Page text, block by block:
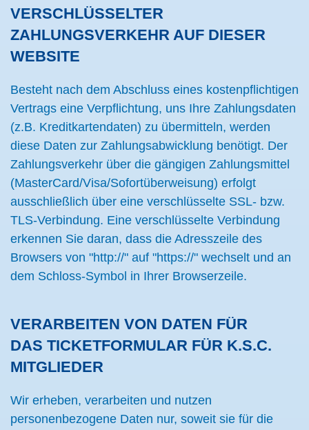
VERSCHLÜSSELTER
ZAHLUNGSVERKEHR AUF DIESER
WEBSITE
Besteht nach dem Abschluss eines kostenpflichtigen
Vertrags eine Verpflichtung, uns Ihre Zahlungsdaten
(z.B. Kreditkartendaten) zu übermitteln, werden
diese Daten zur Zahlungsabwicklung benötigt. Der
Zahlungsverkehr über die gängigen Zahlungsmittel
(MasterCard/Visa/Sofortüberweisung) erfolgt
ausschließlich über eine verschlüsselte SSL- bzw.
TLS-Verbindung. Eine verschlüsselte Verbindung
erkennen Sie daran, dass die Adresszeile des
Browsers von "http://" auf "https://" wechselt und an
dem Schloss-Symbol in Ihrer Browserzeile.
VERARBEITEN VON DATEN FÜR
DAS TICKETFORMULAR FÜR K.S.C.
MITGLIEDER
Wir erheben, verarbeiten und nutzen
personenbezogene Daten nur, soweit sie für die